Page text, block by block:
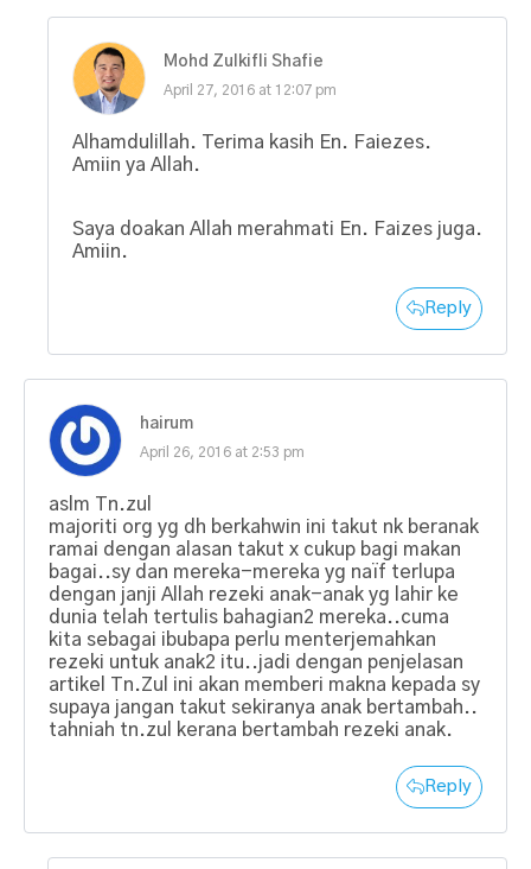
Mohd Zulkifli Shafie
April 27, 2016 at 12:07 pm
Alhamdulillah. Terima kasih En. Faiezes.
Amiin ya Allah.
Saya doakan Allah merahmati En. Faizes juga.
Amiin.
Reply
hairum
April 26, 2016 at 2:53 pm
aslm Tn.zul
majoriti org yg dh berkahwin ini takut nk beranak
ramai dengan alasan takut x cukup bagi makan
bagai..sy dan mereka-mereka yg naïf terlupa
dengan janji Allah rezeki anak-anak yg lahir ke
dunia telah tertulis bahagian2 mereka..cuma
kita sebagai ibubapa perlu menterjemahkan
rezeki untuk anak2 itu..jadi dengan penjelasan
artikel Tn.Zul ini akan memberi makna kepada sy
supaya jangan takut sekiranya anak bertambah..
tahniah tn.zul kerana bertambah rezeki anak.
Reply